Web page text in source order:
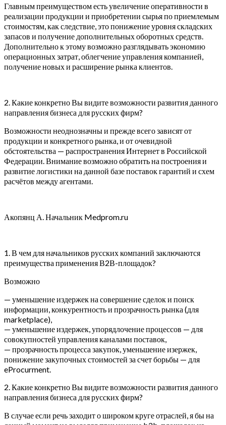
Главным преимуществом есть увеличение оперативности в
реализации продукции и приобретении сырья по приемлемым
стоимостям, как следствие, это понижение уровня складских
запасов и получение дополнительных оборотных средств.
Дополнительно к этому возможно разглядывать экономию
операционных затрат, облегчение управления компанией,
получение новых и расширение рынка клиентов.
2. Какие конкретно Вы видите возможности развития данного
направления бизнеса для русских фирм?
Возможности неоднозначны и прежде всего зависят от
продукции и конкретного рынка, и от очевидной
обстоятельства — распространения Интернет в Российской
Федерации. Внимание возможно обратить на построения и
развитие логистики на данной базе поставок гарантий и схем
расчётов между агентами.
Акопянц А. Начальник Medprom.ru
1. В чем для начальников русских компаний заключаются
преимущества применения В2В-площадок?
Возможно
— уменьшение издержек на совершение сделок и поиск
информации, конкурентность и прозрачность рынка (для
marketplace),
— уменьшение издержек, упорядлочение процессов — для
совокупностей управления каналами поставок,
— прозрачность процесса закупок, уменьшение изержек,
понижение закупочных стоимостей за счет борьбы — для
eProcurment.
2. Какие конкретно Вы видите возможности развития данного
направления бизнеса для русских фирм?
В случае если речь заходит о широком круге отраслей, я бы на